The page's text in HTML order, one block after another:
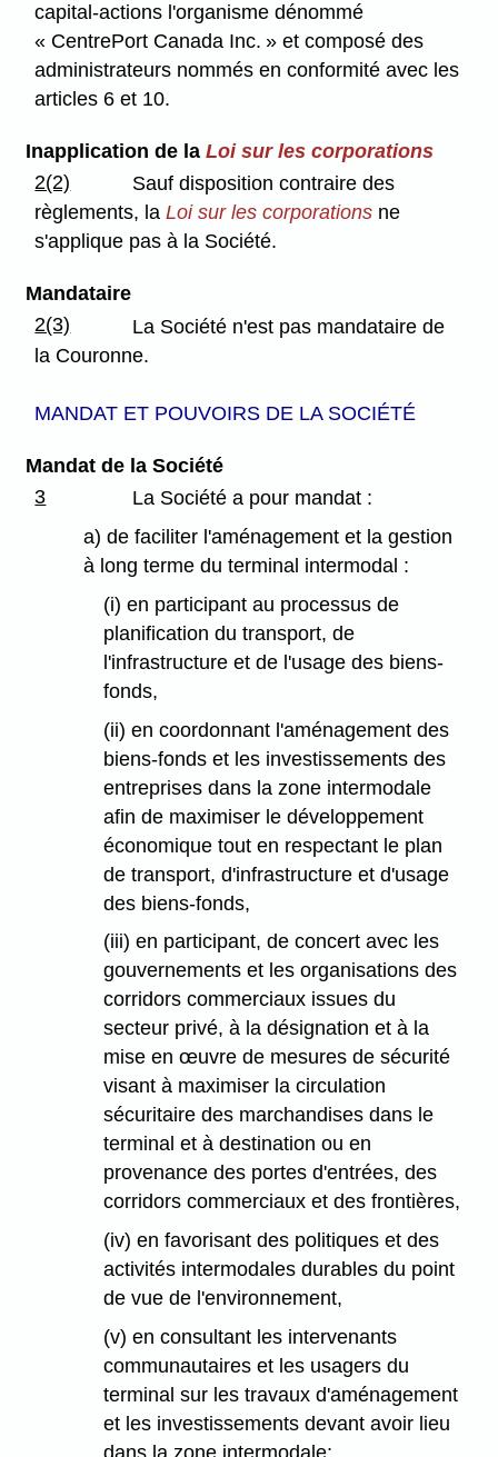
capital-actions l'organisme dénommé
« CentrePort Canada Inc. » et composé des
administrateurs nommés en conformité avec les
articles 6 et 10.
Inapplication de la Loi sur les corporations
2(2)
Sauf disposition contraire des
règlements, laLoi sur les corporations ne
s'applique pas à la Société.
Mandataire
2(3)
La Société n'est pas mandataire de
la Couronne.
MANDAT ET POUVOIRS DE LA SOCIÉTÉ
Mandat de la Société
3
La Société a pour mandat :
a) de faciliter l'aménagement et la gestion
à long terme du terminal intermodal :
(i) en participant au processus de
planification du transport, de
l'infrastructure et de l'usage des biens-
fonds,
(ii) en coordonnant l'aménagement des
biens-fonds et les investissements des
entreprises dans la zone intermodale
afin de maximiser le développement
économique tout en respectant le plan
de transport, d'infrastructure et d'usage
des biens-fonds,
(iii) en participant, de concert avec les
gouvernements et les organisations des
corridors commerciaux issues du
secteur privé, à la désignation et à la
mise en œuvre de mesures de sécurité
visant à maximiser la circulation
sécuritaire des marchandises dans le
terminal et à destination ou en
provenance des portes d'entrées, des
corridors commerciaux et des frontières,
(iv) en favorisant des politiques et des
activités intermodales durables du point
de vue de l'environnement,
(v) en consultant les intervenants
communautaires et les usagers du
terminal sur les travaux d'aménagement
et les investissements devant avoir lieu
dans la zone intermodale;